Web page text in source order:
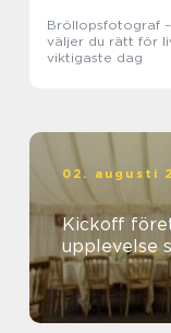
Bröllopsfotograf
väljer du rätt för
viktigaste dag
02. augusti
Kickoff företag så
upplevelse